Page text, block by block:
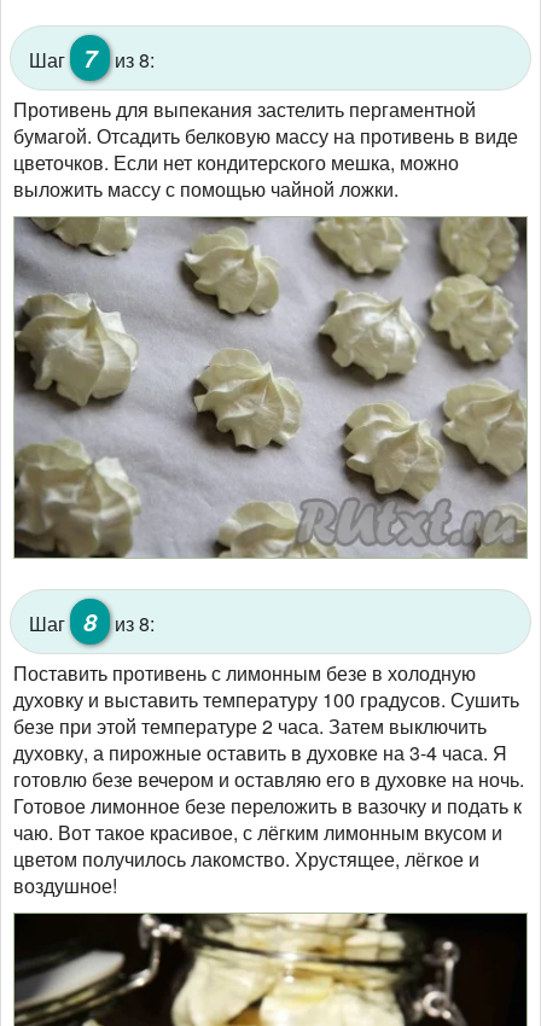
Шаг 7
из 8:
Противень для выпекания застелить пергаментной
бумагой. Отсадить белковую массу на противень в виде
цветочков. Если нет кондитерского мешка, можно
выложить массу с помощью чайной ложки.
Шаг 8
из 8:
Поставить противень с лимонным безе в холодную
духовку и выставить температуру 100 градусов. Сушить
безе при этой температуре 2 часа. Затем выключить
духовку, а пирожные оставить в духовке на 3-4 часа. Я
готовлю безе вечером и оставляю его в духовке на ночь.
Готовое лимонное безе переложить в вазочку и подать к
чаю. Вот такое красивое, с лёгким лимонным вкусом и
цветом получилось лакомство. Хрустящее, лёгкое и
воздушное!